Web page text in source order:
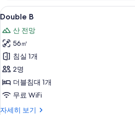
보
기
Double
B
사
진
모
두
보
기
6
Double B
산 전망
56㎡
침실 1개
2명
더블침대 1개
무료 WiFi
자세히 보기
Double